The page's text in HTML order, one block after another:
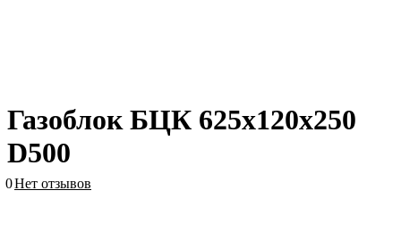
Газоблок БЦК 625х120х250
D500
0Нет отзывов